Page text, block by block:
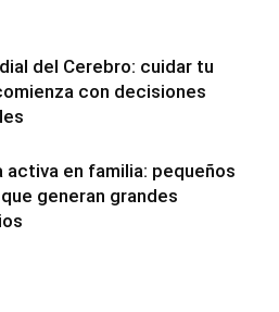
del Cerebro: cuidar tu
con decisiones
activa en familia: pequeños
generan grandes